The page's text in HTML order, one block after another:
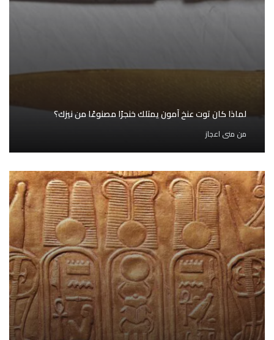
لماذا كان توت عنخ آمون يمتلك خنجرًا مصنوعًا من نيزك؟
من منى اعجاز